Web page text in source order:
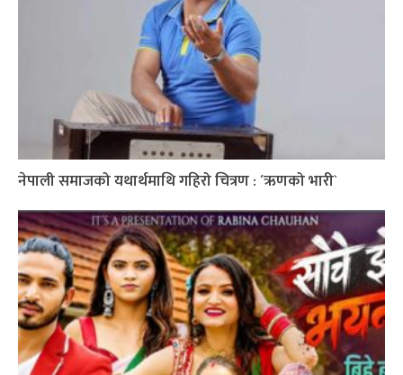
नेपाली समाजको यथार्थमाथि गहिरो चित्रण : ´ऋणको भारी`